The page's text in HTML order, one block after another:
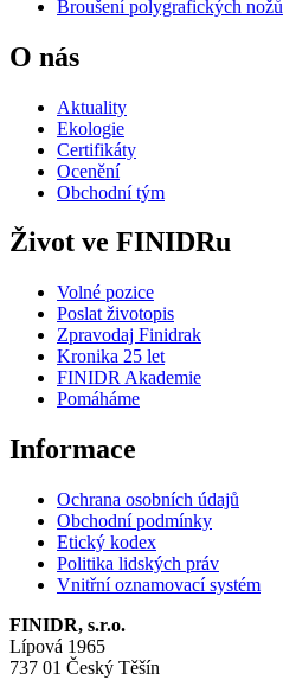
Broušení polygrafických nožů
O nás
Aktuality
Ekologie
Certifikáty
Ocenění
Obchodní tým
Život ve FINIDRu
Volné pozice
Poslat životopis
Zpravodaj Finidrak
Kronika 25 let
FINIDR Akademie
Pomáháme
Informace
Ochrana osobních údajů
Obchodní podmínky
Etický kodex
Politika lidských práv
Vnitřní oznamovací systém
FINIDR, s.r.o.
Lípová 1965
737 01 Český Těšín